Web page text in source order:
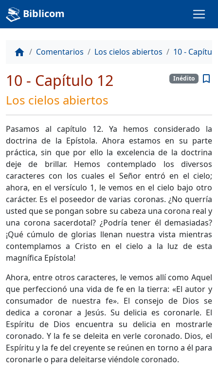
Biblicom
home Comentarios Los cielos abiertos 10 -
Inédito bookmark_border
10 - Capítulo 12
Los cielos abiertos
Pasamos al capítulo 12. Ya hemos considerado la
doctrina de la Epístola. Ahora estamos en su parte
práctica, sin que por ello la excelencia de la doctrina
deje de brillar. Hemos contemplado los diversos
caracteres con los cuales el Señor entró en el cielo;
ahora, en el versículo 1, le vemos en el cielo bajo otro
carácter. Es el poseedor de varias coronas. ¿No querría
usted que se pongan sobre su cabeza una corona real y
una corona sacerdotal? ¿Podría tener él demasiadas?
¡Qué cúmulo de glorias llenan nuestra vista mientras
contemplamos a Cristo en el cielo a la luz de esta
magnífica Epístola!
Ahora, entre otros caracteres, le vemos allí como Aquel
que perfeccionó una vida de fe en la tierra: «El autor y
consumador de nuestra fe». El consejo de Dios se
dedica a coronar a Jesús. Su delicia es coronarle. El
Espíritu de Dios encuentra su delicia en mostrarle
coronado. Y la fe se deleita en verle coronado. Dios, el
Espíritu y la fe del creyente se reúnen en torno a él para
coronarle o para deleitarse viéndole coronado.